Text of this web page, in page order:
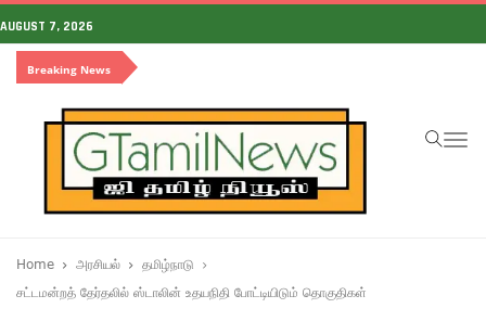
AUGUST 7, 2026
Breaking News
Home அரசியல்
தமிழ்நாடு
சட்டமன்றத் தேர்தலில் ஸ்டாலின் உதயநிதி போட்டியிடும் தொகுதிகள்